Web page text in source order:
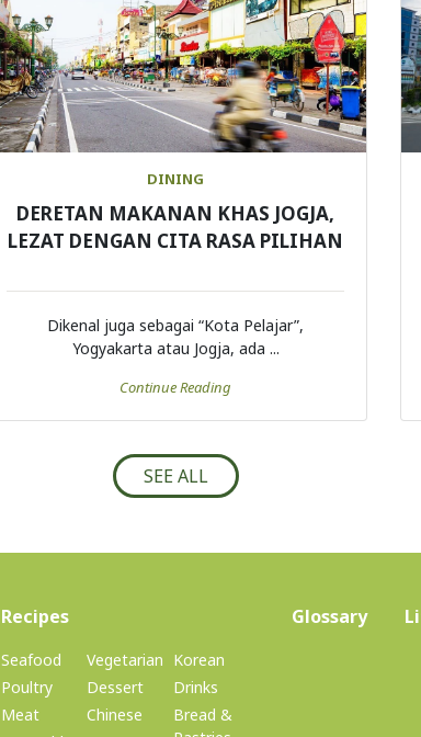
DINING
DERETAN MAKANAN KHAS JOGJA,
LEZAT DENGAN CITA RASA PILIHAN
Dikenal juga sebagai “Kota Pelajar”,
Yogyakarta atau Jogja, ada ...
Continue Reading
SEE ALL
Recipes(current)
Seafood
Poultry
Meat
Vegetarian
Dessert
Chinese
Korean
Drinks
Bread &
Glossary